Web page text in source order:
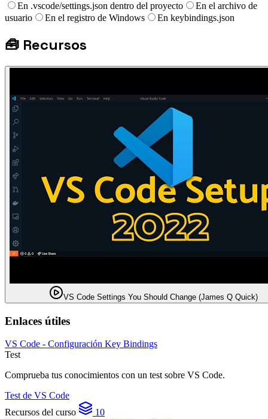
En .vscode/settings.json dentro del proyecto
En el archivo de
usuario
En el registro de Windows En keybindings.json
🧰 Recursos
VS Code Settings You Should Change (James Q Quick)
Enlaces útiles
VS Code - Configuración Key Bindings
Test
Comprueba tus conocimientos con un test sobre VS Code.
Test de VS Code
Recursos del curso
10